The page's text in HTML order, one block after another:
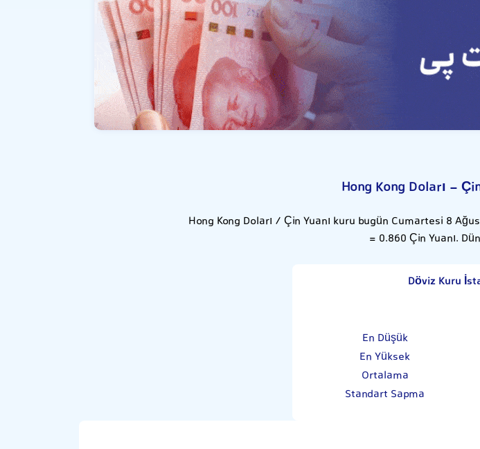
Hong Kong Doları -
Hong Kong Doları / Çin Yuanı kuru bugün Cumartesi 8
= 0.860 Çin Yuanı.
Döviz Kuru
En Düşük
En Yüksek
Ortalama
Standart Sapma